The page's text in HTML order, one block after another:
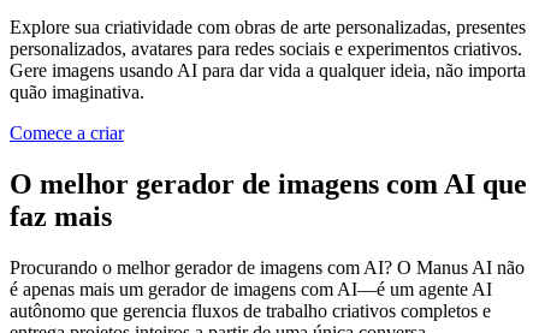
Explore sua criatividade com obras de arte personalizadas, presentes
personalizados, avatares para redes sociais e experimentos criativos.
Gere imagens usando AI para dar vida a qualquer ideia, não importa
quão imaginativa.
Comece a criar
O melhor gerador de imagens com AI que
faz mais
Procurando o melhor gerador de imagens com AI? O Manus AI não
é apenas mais um gerador de imagens com AI—é um agente AI
autônomo que gerencia fluxos de trabalho criativos completos e